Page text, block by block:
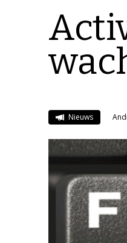
Nieuws